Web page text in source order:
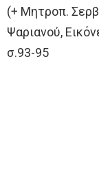
(+ Μητροπ.
Ψαριανού,
σ.93-95